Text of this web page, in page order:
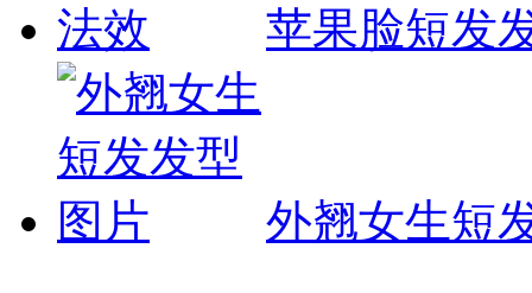
苹果脸短发
外翘女生短